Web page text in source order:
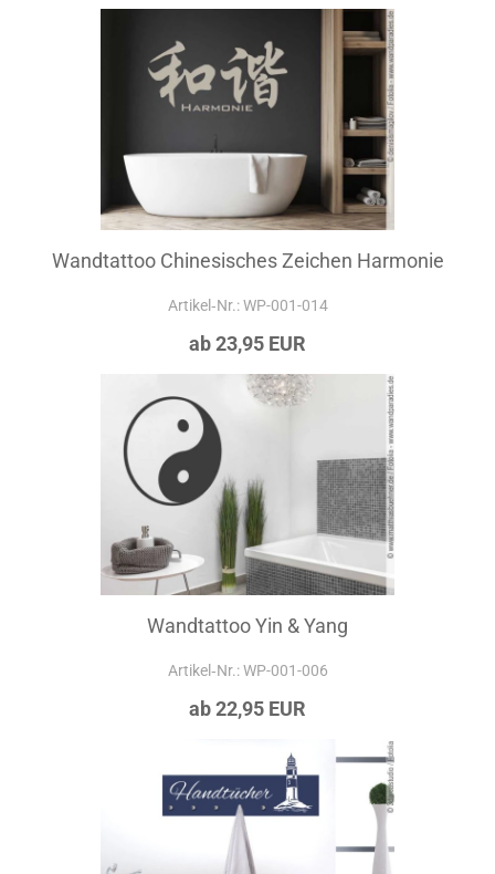
Wandtattoo Chinesisches Zeichen Harmonie
Artikel‑Nr.: WP-001-014
ab 23,95 EUR
Wandtattoo Yin & Yang
Artikel‑Nr.: WP-001-006
ab 22,95 EUR